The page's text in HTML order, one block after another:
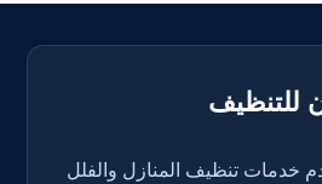
للتنظيف
خدمات تنظيف المنازل والفلل